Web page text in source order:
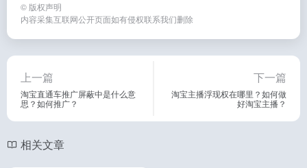
© 版权声明
内容采集互联网公开页面如有侵权联系我们删除
上一篇
淘宝直通车推广屏蔽中是什么意
思？如何推广？
下一篇
淘宝主播浮现权在哪里？如何做
好淘宝主播？
相关文章